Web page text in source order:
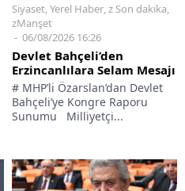
Siyaset,Yerel Haber,z Son dakika,
zManşet
06/08/2026 16:26
Devlet Bahçeli’den
Erzincanlılara Selam Mesajı
# MHP’li Özarslan’dan Devlet
Bahçeli’ye Kongre Raporu
Sunumu Milliyetçi...